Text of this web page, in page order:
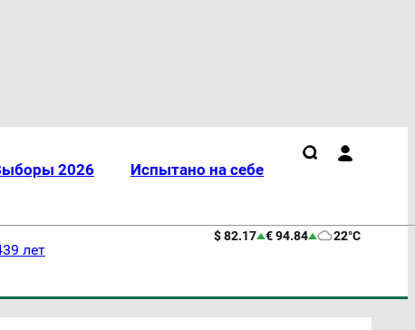
2026 Испытано на себе
лет
$ 82.17 € 94.84 22°C